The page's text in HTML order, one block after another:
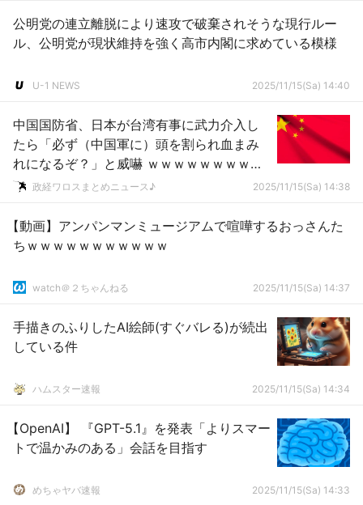
公明党の連立離脱により速攻で破棄されそうな現行ルー
ル、公明党が現状維持を強く高市内閣に求めている模様
U-1 NEWS 2025/11/15(Sa) 14:40
中国国防省、日本が台湾有事に武力介入し
たら「必ず（中国軍に）頭を割られ血まみ
れになるぞ？」と威嚇 ｗｗｗｗｗｗｗｗｗ
ｗｗｗｗｗｗｗｗｗｗｗｗ
政経ワロスまとめニュース♪ 2025/11/15(Sa) 14:38
【動画】アンパンマンミュージアムで喧嘩するおっさんた
ちｗｗｗｗｗｗｗｗｗｗｗ
watch＠２ちゃんねる 2025/11/15(Sa) 14:37
手描きのふりしたAI絵師(すぐバレる)が続出
している件
ハムスター速報 2025/11/15(Sa) 14:34
【OpenAI】 『GPT-5.1』を発表「よりスマー
トで温かみのある」会話を目指す
めちゃヤバ速報 2025/11/15(Sa) 14:33